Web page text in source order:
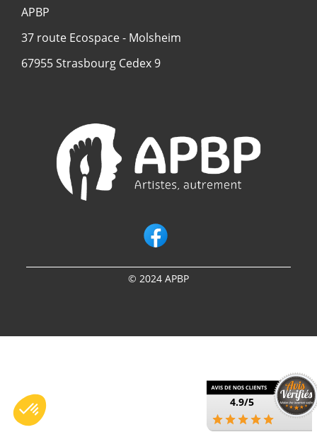
4.9/5
APBP
37 route Ecospace - Molsheim
67955 Strasbourg Cedex 9
© 2024 APBP